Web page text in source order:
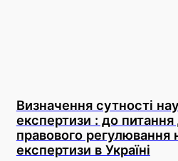
Визначення сутності
експертизи : до питання
правового регулювання
експертизи в Україні